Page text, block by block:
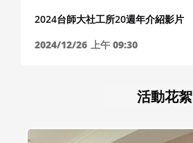
活動花絮
2024台師大社工所20週年介紹影片
2024/12/26 上午 09:30